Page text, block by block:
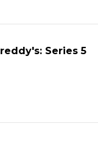
Series 5